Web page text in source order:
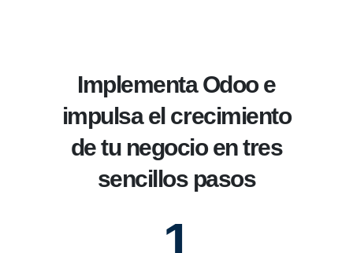
Implementa Odoo e
impulsa el crecimiento
de tu negocio en tres
sencillos pasos